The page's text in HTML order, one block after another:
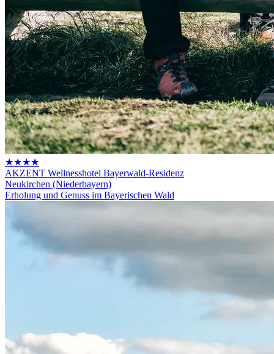
★★★★
AKZENT Wellnesshotel Bayerwald-Residenz
Neukirchen (Niederbayern)
Erholung und Genuss im Bayerischen Wald